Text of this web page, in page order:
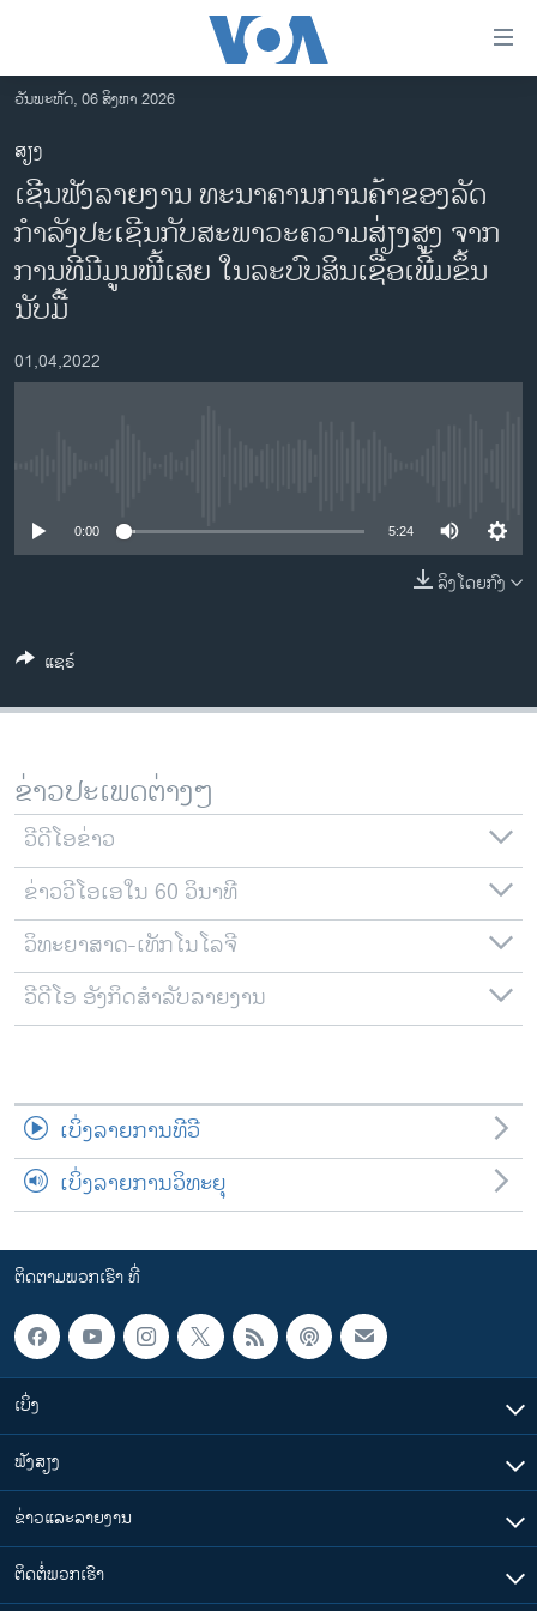
ເຂົ້າ
ຫາ
ຂ້າມ
ຂ້າມ
ຂ້າມ
ໄປ
ຫາ
ຊອກ
ລາວ
ອາເມຣິກາ
ການເລືອກຕັ້ງ ປະທານາທີບໍດີ ສະຫະລັດ 2024
ຂ່າວ​ຈີນ
ເອເຊຍ
ວິທະຍາສາດ-ເທັກໂນໂລຈີ
ພາສາອັງກິດ
ລາຍການກະຈາຍສຽງ
ລາຍງານ
ຕິດຕາມພວກເຮົາ ທີ່
ພາສາຕ່າງໆ
ວັນພະຫັດ, 06 ສິງຫາ 2026
ສຽງ
ເຊີນຟັງລາຍງານ ທະນາຄານການຄ້າຂອງລັດ
ກຳລັງປະເຊີນກັບສະພາວະຄວາມສ່ຽງສູງ ຈາກ
ການທີ່ມີມູນໜີ້ເສຍ ໃນລະບົບສິນເຊື່ອເພີ້ມຂຶ້ນ
ນັບມື້
01,04,2022
0:00 5:24
ລິງໂດຍກົງ
ແຊຣ໌
ຂ່າວປະເພດຕ່າງໆ
ວີດີໂອຂ່າວ
ຂ່າວວີໂອເອໃນ 60 ວິນາທີ
ວິທະຍາສາດ-ເທັກໂນໂລຈີ
ວີດີໂອ ອັງກິດສຳລັບລາຍງານ
ເບິ່ງລາຍການທີວີ
ເບິ່ງລາຍການວິທະຍຸ
ຕິດຕາມພວກເຮົາ ທີ່
ເບິ່ງ
ຟັງສຽງ
ຂ່າວແລະລາຍງານ
ຕິດຕໍ່ພວກເຮົາ